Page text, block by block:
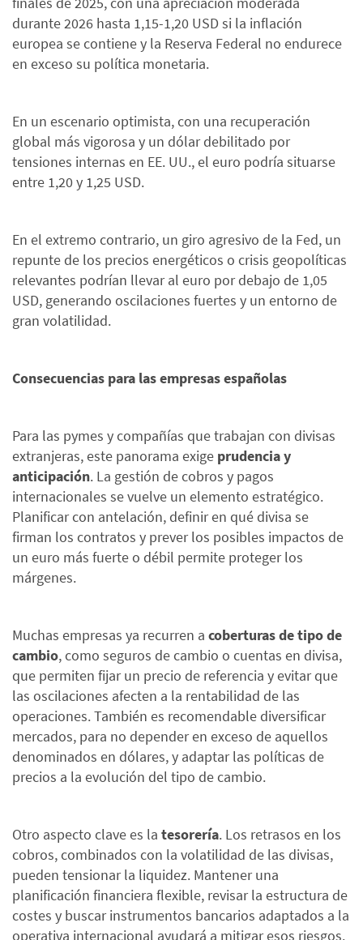
durante 2026 hasta 1,15-1,20 USD si la inflación
europea se contiene y la Reserva Federal no endurece
en exceso su política monetaria.
En un escenario optimista, con una recuperación
global más vigorosa y un dólar debilitado por
tensiones internas en EE. UU., el euro podría situarse
entre 1,20 y 1,25 USD.
En el extremo contrario, un giro agresivo de la Fed, un
repunte de los precios energéticos o crisis geopolíticas
relevantes podrían llevar al euro por debajo de 1,05
USD, generando oscilaciones fuertes y un entorno de
gran volatilidad.
Consecuencias para las empresas españolas
Para las pymes y compañías que trabajan con divisas
extranjeras, este panorama exige prudencia y
anticipación. La gestión de cobros y pagos
internacionales se vuelve un elemento estratégico.
Planificar con antelación, definir en qué divisa se
firman los contratos y prever los posibles impactos de
un euro más fuerte o débil permite proteger los
márgenes.
Muchas empresas ya recurren a coberturas de tipo de
cambio, como seguros de cambio o cuentas en divisa,
que permiten fijar un precio de referencia y evitar que
las oscilaciones afecten a la rentabilidad de las
operaciones. También es recomendable diversificar
mercados, para no depender en exceso de aquellos
denominados en dólares, y adaptar las políticas de
precios a la evolución del tipo de cambio.
Otro aspecto clave es la tesorería. Los retrasos en los
cobros, combinados con la volatilidad de las divisas,
pueden tensionar la liquidez. Mantener una
planificación financiera flexible, revisar la estructura de
costes y buscar instrumentos bancarios adaptados a la
operativa internacional ayudará a mitigar esos riesgos.